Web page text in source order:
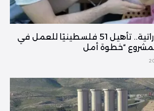
برعاية إماراتية.. تأهيل 51 فلسطينيًا للعمل في
بمشروع “خطوة أمل